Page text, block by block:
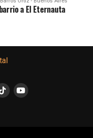
a El Eternauta